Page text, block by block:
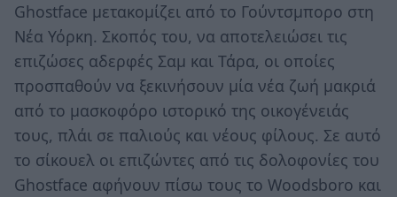
Ghostface μετακομίζει από το Γούντσμπορο στη
Νέα Υόρκη. Σκοπός του, να αποτελειώσει τις
επιζώσες αδερφές Σαμ και Τάρα, οι οποίες
προσπαθούν να ξεκινήσουν μία νέα ζωή μακριά
από το μασκοφόρο ιστορικό της οικογένειάς
τους, πλάι σε παλιούς και νέους φίλους. Σε αυτό
το σίκουελ οι επιζώντες από τις δολοφονίες του
Ghostface αφήνουν πίσω τους το Woodsboro και